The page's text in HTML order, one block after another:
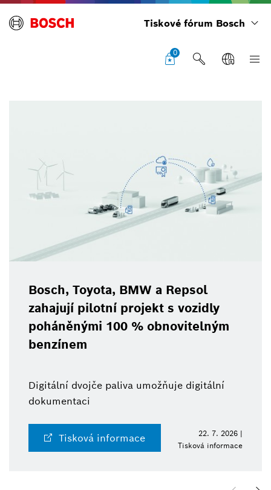
Tiskové fórum Bosch
0
Bosch, Toyota, BMW a Repsol
zahajují pilotní projekt s vozidly
poháněnými 100 % obnovitelným
benzínem
Digitální dvojče paliva umožňuje digitální
dokumentaci
Tisková informace
22. 7. 2026 |
Tisková informace